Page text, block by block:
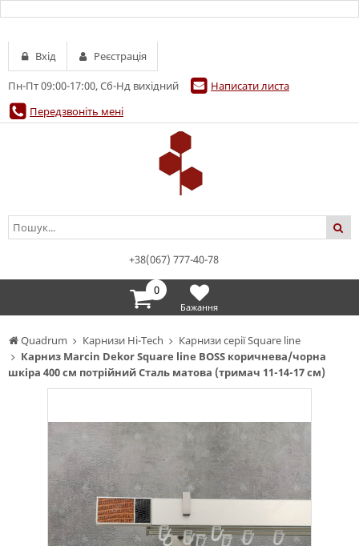
Quadrum Карнизи Hi-Tech
Карнизи серії Square line
Карниз Marcin Dekor Square line BOSS коричнева/чорна
шкіра 400 см потрійний Сталь матова (тримач 11-14-17 см)
Пн-Пт 09:00-17:00, Сб-Нд вихідний
Написати листа
Передзвоніть мені
Вхід Реєстрація
+38(067) 777-40-78
0
Бажання